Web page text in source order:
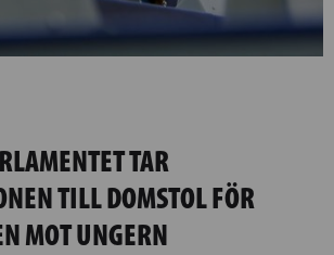
TAR
TILL DOMSTOL FÖR
MOT UNGERN